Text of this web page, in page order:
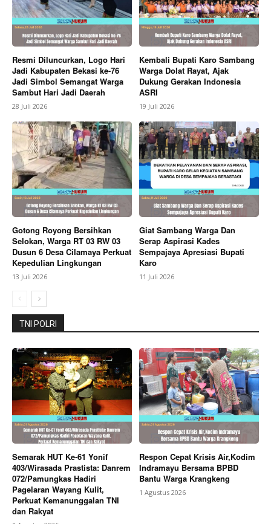
Company
About
My account
Bagikan Artikel
Berita Lainnya Menteri Koperasi RI Buka Festival
Bunga Dan Buah Tahun 2026 Kabupaten Karo
Resmi Diluncurkan, Logo Hari
Jadi Kabupaten Bekasi ke-76
Jadi Simbol Semangat Warga
Sambut Hari Jadi Daerah
28 Juli 2026
Kembali Bupati Karo Sambang
Warga Dolat Rayat, Ajak
Dukung Gerakan Indonesia
ASRI
19 Juli 2026
Gotong Royong Bersihkan
Selokan, Warga RT 03 RW 03
Dusun 6 Desa Cilamaya Perkuat
Kepedulian Lingkungan
13 Juli 2026
Giat Sambang Warga Dan
Serap Aspirasi Kades
Sempajaya Apresiasi Bupati
Karo
11 Juli 2026
TNI POLRI
Semarak HUT Ke-61 Yonif
403/Wirasada Prastista: Danrem
072/Pamungkas Hadiri
Pagelaran Wayang Kulit,
Perkuat Kemanunggalan TNI
dan Rakyat
Respon Cepat Krisis Air,Kodim
Indramayu Bersama BPBD
Bantu Warga Krangkeng
1 Agustus 2026